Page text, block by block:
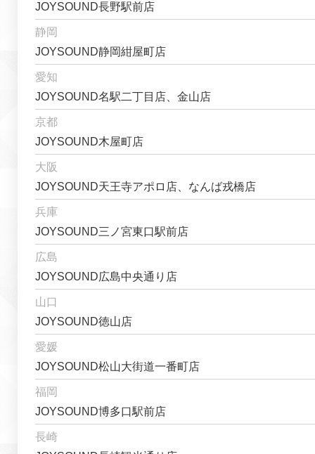
JOYSOUND長野駅前店
静岡
JOYSOUND静岡紺屋町店
愛知
JOYSOUND名駅二丁目店、金山店
京都
JOYSOUND木屋町店
大阪
JOYSOUND天王寺アポロ店、なんば戎橋店
兵庫
JOYSOUND三ノ宮東口駅前店
広島
JOYSOUND広島中央通り店
山口
JOYSOUND徳山店
愛媛
JOYSOUND松山大街道一番町店
福岡
JOYSOUND博多口駅前店
長崎